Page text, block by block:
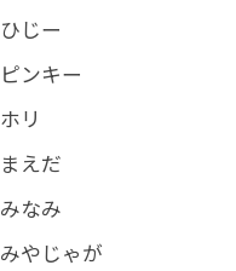
ひじー
ピンキー
ホリ
まえだ
みなみ
みやじゃが